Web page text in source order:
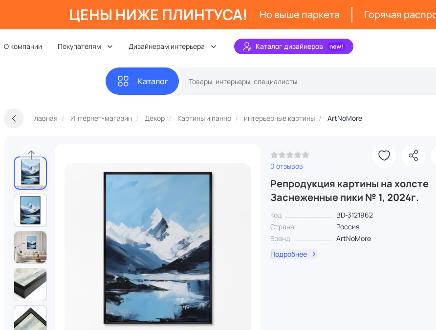
ЦЕНЫ НИЖЕ ПЛИНТУСА! Но выше паркета Горячая
О компании Покупателям Дизайнерам интерьера Каталог дизайнеров
Каталог
Главная Интернет-магазин Декор Картины и панно интерьерные картины ArtNoMore
0 отзывов
Репродукция картины на холсте
Заснеженные пики № 1, 2024г.
Код
BD-3121962
Страна
Россия
Бренд
ArtNoMore
Подробнее